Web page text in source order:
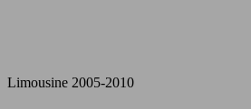
Limousine 2005-2010